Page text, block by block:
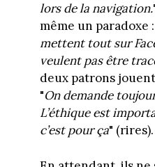
lors de la navigation.
même un paradoxe
mettent tout sur
veulent pas être
deux patrons
"On demande
L’éthique est
c’est pour ça" (rires).